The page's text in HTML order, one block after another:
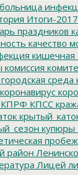
Итоги-2017
праздников
качество
комиссия
среда
коронавирус
КПРФ КПСС
купюры
район
Лицей